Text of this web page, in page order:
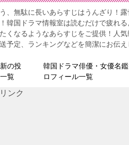
、無駄に長いあらすじはうんざり！
韓国ドラマ情報室は読むだけで疲れ
くなるようなあらすじをご提供！人
予定、ランキングなどを簡潔にお伝
の投
覧
韓国ドラマ俳優・女優名
ロフィール一覧
ンク